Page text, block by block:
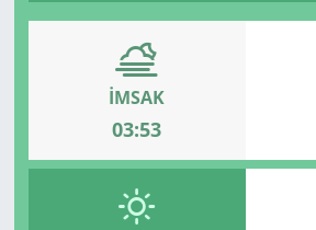
İMSAK
03:53